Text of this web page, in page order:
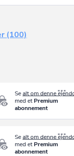
(100)
Sealt om denne
med et Premium
abonnement
Sealt om denne
med et Premium
abonnement